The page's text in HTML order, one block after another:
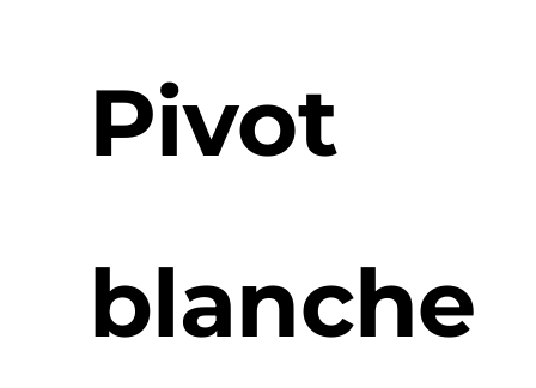
Pivot
blanche